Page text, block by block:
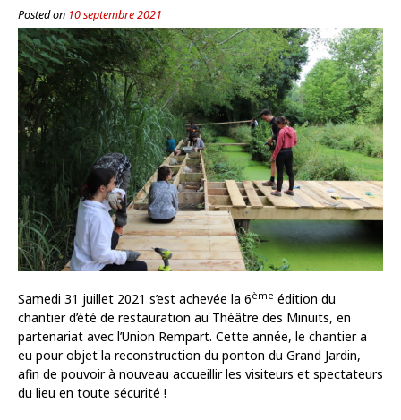
Posted on 10 septembre 2021
Samedi 31 juillet 2021 s’est achevée la 6ème édition du
chantier d’été de restauration au Théâtre des Minuits, en
partenariat avec l’Union Rempart. Cette année, le chantier a
eu pour objet la reconstruction du ponton du Grand Jardin,
afin de pouvoir à nouveau accueillir les visiteurs et spectateurs
du lieu en toute sécurité !